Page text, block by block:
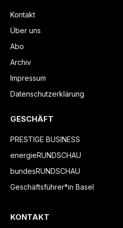
Kontakt
Über uns
Abo
Archiv
Impressum
Datenschutzerklärung
GESCHÄFT
PRESTIGE BUSINESS
energieRUNDSCHAU
bundesRUNDSCHAU
Geschäftsführer*in Basel
KONTAKT